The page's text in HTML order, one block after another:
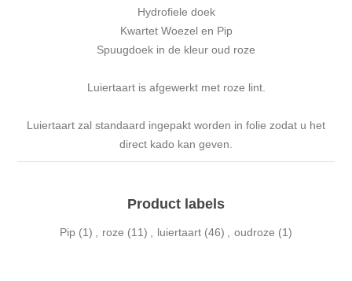
Hydrofiele doek
Kwartet Woezel en Pip
Spuugdoek in de kleur oud roze
Luiertaart is afgewerkt met roze lint.
Luiertaart zal standaard ingepakt worden in folie zodat u het
direct kado kan geven.
Product labels
Pip (1) roze (11) luiertaart (46) oudroze (1)